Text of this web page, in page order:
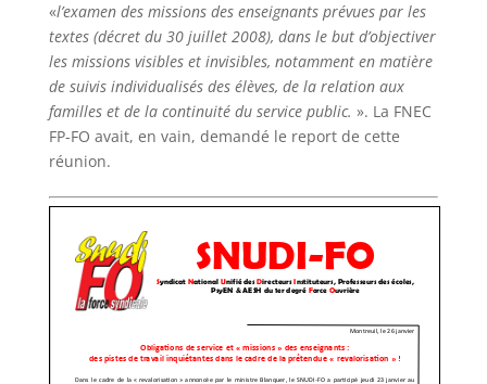
«l’examen des missions des enseignants prévues par les
textes (décret du 30 juillet 2008), dans le but d’objectiver
les missions visibles et invisibles, notamment en matière
de suivis individualisés des élèves, de la relation aux
familles et de la continuité du service public. ». La FNEC
FP-FO avait, en vain, demandé le report de cette
réunion.